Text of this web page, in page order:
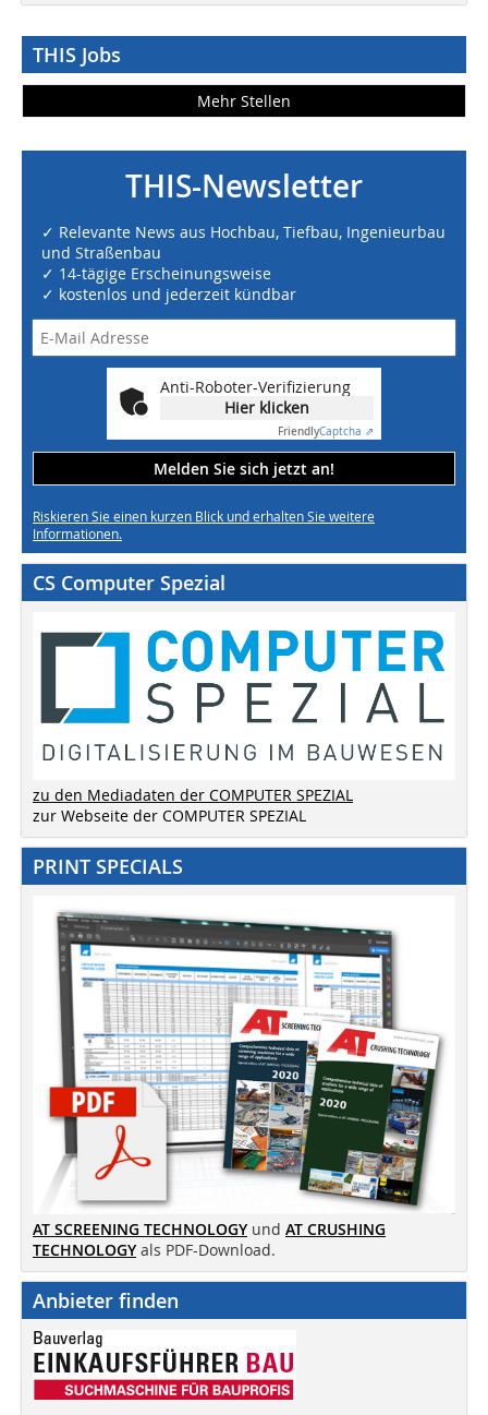
THIS Jobs
Mehr Stellen
THIS-Newsletter
✓ Relevante News aus Hochbau, Tiefbau, Ingenieurbau
und Straßenbau
✓ 14-tägige Erscheinungsweise
✓ kostenlos und jederzeit kündbar
Anti-Roboter-Verifizierung
Hier klicken
FriendlyCaptcha ⇗
Melden Sie sich jetzt an!
Riskieren Sie einen kurzen Blick und erhalten Sie weitere
Informationen.
CS Computer Spezial
zu den Mediadaten der COMPUTER SPEZIAL
zur Webseite der COMPUTER SPEZIAL
PRINT SPECIALS
AT SCREENING TECHNOLOGY und AT CRUSHING
TECHNOLOGY als PDF-Download.
Anbieter finden